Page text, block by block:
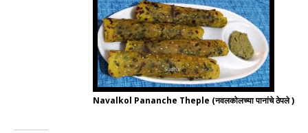
Navalkol Pananche Theple (नवलकोलच्या पानांचे ठेपले )